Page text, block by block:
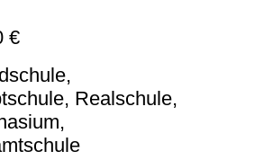
€
Realschule,